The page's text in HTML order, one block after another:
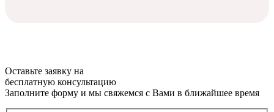
Оставьте заявку на
бесплатную консультацию
Заполните форму и мы свяжемся с Вами в ближайшее время